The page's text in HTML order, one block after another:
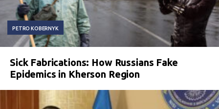
PETRO KOBERNYK
Sick Fabrications: How Russians Fake
Epidemics in Kherson Region